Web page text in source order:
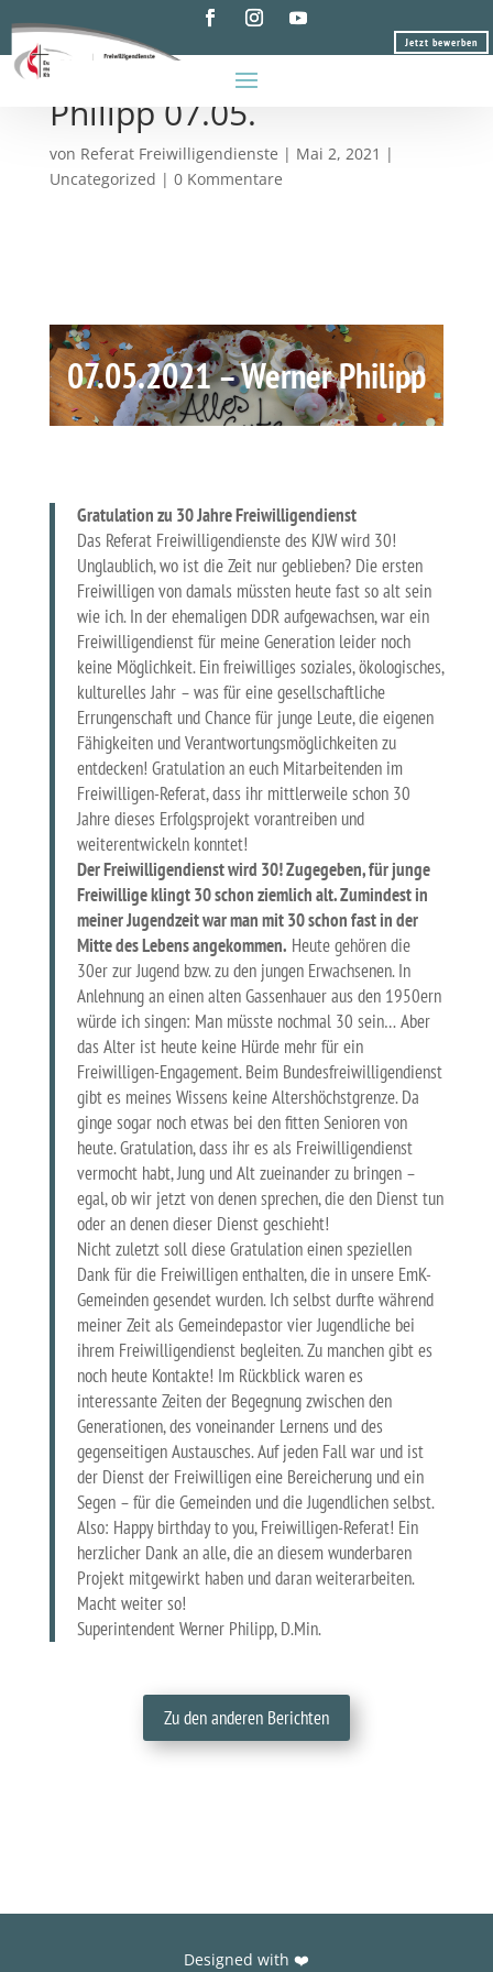
Jubiläumsbeitrag Werner
Philipp 07.05.
von Referat Freiwilligendienste | Mai 2, 2021 |
Uncategorized | 0 Kommentare
Jetzt bewerben
07.05.2021 – Werner Philipp
Gratulation zu 30 Jahre Freiwilligendienst
Das Referat Freiwilligendienste des KJW wird 30!
Unglaublich, wo ist die Zeit nur geblieben? Die ersten
Freiwilligen von damals müssten heute fast so alt sein
wie ich. In der ehemaligen DDR aufgewachsen, war ein
Freiwilligendienst für meine Generation leider noch
keine Möglichkeit. Ein freiwilliges soziales, ökologisches,
kulturelles Jahr – was für eine gesellschaftliche
Errungenschaft und Chance für junge Leute, die eigenen
Fähigkeiten und Verantwortungsmöglichkeiten zu
entdecken! Gratulation an euch Mitarbeitenden im
Freiwilligen-Referat, dass ihr mittlerweile schon 30
Jahre dieses Erfolgsprojekt vorantreiben und
weiterentwickeln konntet!
Der Freiwilligendienst wird 30! Zugegeben, für junge
Freiwillige klingt 30 schon ziemlich alt. Zumindest in
meiner Jugendzeit war man mit 30 schon fast in der
Mitte des Lebens angekommen. Heute gehören die
30er zur Jugend bzw. zu den jungen Erwachsenen. In
Anlehnung an einen alten Gassenhauer aus den 1950ern
würde ich singen: Man müsste nochmal 30 sein… Aber
das Alter ist heute keine Hürde mehr für ein
Freiwilligen-Engagement. Beim Bundesfreiwilligendienst
gibt es meines Wissens keine Altershöchstgrenze. Da
ginge sogar noch etwas bei den fitten Senioren von
heute. Gratulation, dass ihr es als Freiwilligendienst
vermocht habt, Jung und Alt zueinander zu bringen –
egal, ob wir jetzt von denen sprechen, die den Dienst tun
oder an denen dieser Dienst geschieht!
Nicht zuletzt soll diese Gratulation einen speziellen
Dank für die Freiwilligen enthalten, die in unsere EmK-
Gemeinden gesendet wurden. Ich selbst durfte während
meiner Zeit als Gemeindepastor vier Jugendliche bei
ihrem Freiwilligendienst begleiten. Zu manchen gibt es
noch heute Kontakte! Im Rückblick waren es
interessante Zeiten der Begegnung zwischen den
Generationen, des voneinander Lernens und des
gegenseitigen Austausches. Auf jeden Fall war und ist
der Dienst der Freiwilligen eine Bereicherung und ein
Segen – für die Gemeinden und die Jugendlichen selbst.
Also: Happy birthday to you, Freiwilligen-Referat! Ein
herzlicher Dank an alle, die an diesem wunderbaren
Projekt mitgewirkt haben und daran weiterarbeiten.
Macht weiter so!
Superintendent Werner Philipp, D.Min.
Zu den anderen Berichten
Designed with ❤️